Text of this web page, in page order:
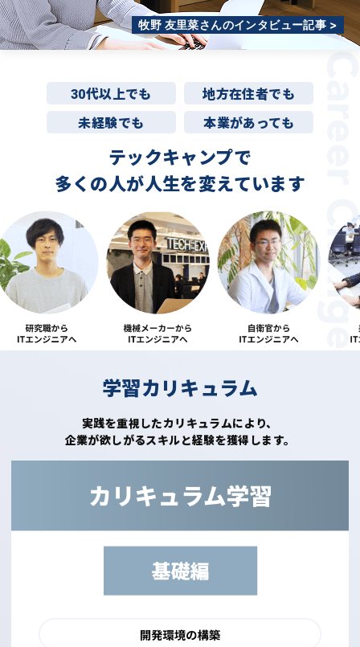
牧野 友里菜さんのインタビュー記事 >
30代以上でも
地方在住者でも
未経験でも
本業があっても
テックキャンプで
多くの人が人生を変えています
学習カリキュラム
実践を重視したカリキュラムにより、
企業が欲しがるスキルと経験を獲得します。